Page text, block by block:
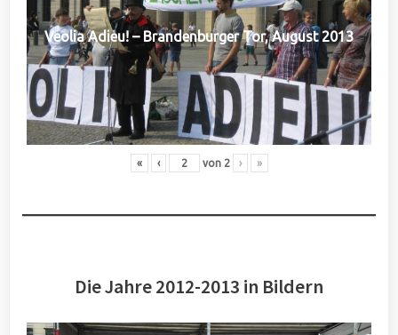
Veolia Adieu! – Brandenburger Tor, August 2013
« ‹ von 2 › »
Die Jahre 2012-2013 in Bildern